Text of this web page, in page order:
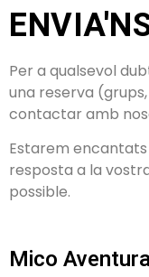
Per a qualsevol
una reserva
contactar amb
Estarem
resposta a la
possible.
Mico